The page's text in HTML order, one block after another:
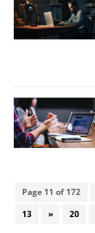
Page 11 of 172
13
» 20